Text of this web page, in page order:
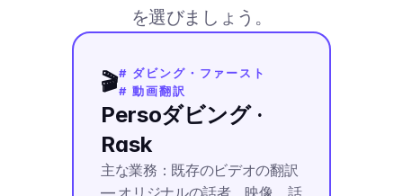
を選びましょう。
🎬# ダビング・ファースト
# 動画翻訳
Persoダビング ·
Rask
主な業務：既存のビデオの翻訳
— オリジナルの話者、映像、話